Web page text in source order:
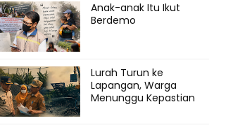
Anak-anak Itu Ikut
Berdemo
Lurah Turun ke
Lapangan, Warga
Menunggu Kepastian